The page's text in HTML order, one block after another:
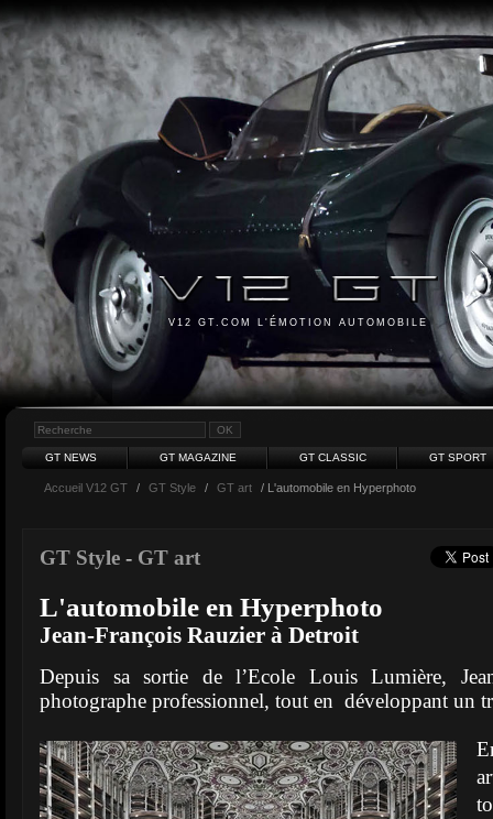
V12 GT.COM L'ÉMOTION AUTOMOBILE
GT NEWS GT MAGAZINE GT CLASSIC GT SPORT
Accueil V12 GT / GT Style / GT art / L'automobile en Hyperphoto
GT Style - GT art
L'automobile en Hyperphoto
Jean-François Rauzier à Detroit
Depuis sa sortie de l’Ecole Louis Lumière,
photographe professionnel, tout en développant un